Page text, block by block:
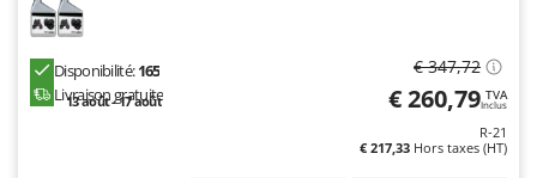
Disponibilité:165
Livraison gratuite
13 août - 17 août
€ 347,72
€ 260,79 TVA
Inclus
R-21
€ 217,33 Hors taxes (HT)